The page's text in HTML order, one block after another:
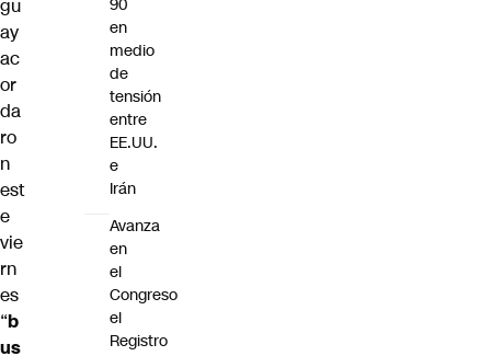
gu
ay
ac
or
da
ro
n
est
e
vie
rn
es
“b
us
90
en
medio
de
tensión
entre
EE.UU.
e
Irán
Avanza
en
el
Congreso
el
Registro